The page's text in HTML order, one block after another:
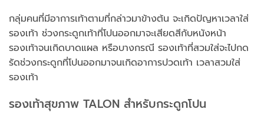
กลุ่มคนที่มีอาการเท้าตามที่กล่าวมาข้างต้น จะเกิดปัญหาเวลาใส่
รองเท้า ช่วงกระดูกเท้าที่โปนออกมาจะเสียดสีกับหนังหน้า
รองเท้าจนเกิดบาดแผล หรือบางกรณี รองเท้าที่สวมใส่จะไปกด
รัดช่วงกระดูกที่โปนออกมาจนเกิดอาการปวดเท้า เวลาสวมใส่
รองเท้า
รองเท้าสุขภาพ TALON สำหรับกระดูกโปน